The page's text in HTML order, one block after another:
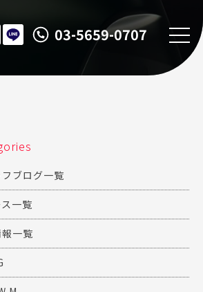
03-5659-0707
ブログ一覧
一覧
一覧